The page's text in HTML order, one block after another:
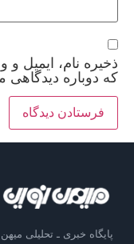
ذخیره نام، ایمیل
که دوباره
پایگاه خبری ـ تحلیلی